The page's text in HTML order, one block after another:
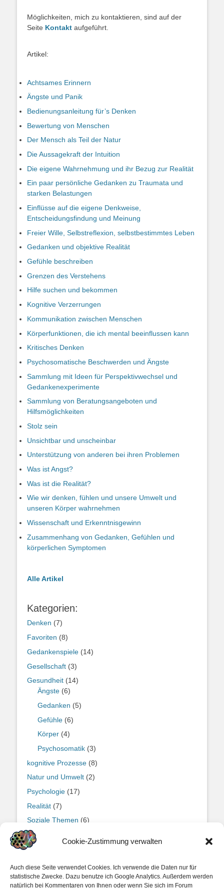
Cookie-Zustimmung verwalten
Auch diese Seite verwendet Cookies. Ich verwende die Daten nur für
statistische Zwecke. Dazu benutze ich Google Analytics. Außerdem werden
natürlich bei Kommentaren von Ihnen oder wenn Sie sich im Forum
Möglichkeiten, mich zu kontaktieren, sind auf der
Seite Kontakt aufgeführt.
Artikel:
Achtsames Erinnern
Ängste und Panik
Bedienungsanleitung für’s Denken
Bewertung von Menschen
Der Mensch als Teil der Natur
Die Aussagekraft der Intuition
Die eigene Wahrnehmung und ihr Bezug zur Realität
Ein paar persönliche Gedanken zu Traumata und
starken Belastungen
Einflüsse auf die eigene Denkweise,
Entscheidungsfindung und Meinung
Freier Wille, Selbstreflexion, selbstbestimmtes Leben
Gedanken und objektive Realität
Gefühle beschreiben
Grenzen des Verstehens
Hilfe suchen und bekommen
Kognitive Verzerrungen
Kommunikation zwischen Menschen
Körperfunktionen, die ich mental beeinflussen kann
Kritisches Denken
Psychosomatische Beschwerden und Ängste
Sammlung mit Ideen für Perspektivwechsel und
Gedankenexperimente
Sammlung von Beratungsangeboten und
Hilfsmöglichkeiten
Stolz sein
Unsichtbar und unscheinbar
Unterstützung von anderen bei ihren Problemen
Was ist Angst?
Was ist die Realität?
Wie wir denken, fühlen und unsere Umwelt und
unseren Körper wahrnehmen
Wissenschaft und Erkenntnisgewinn
Zusammenhang von Gedanken, Gefühlen und
körperlichen Symptomen
Alle Artikel
Kategorien:
Denken (7)
Favoriten (8)
Gedankenspiele (14)
Gesellschaft (3)
Gesundheit (14)
Ängste (6)
Gedanken (5)
Gefühle (6)
Körper (4)
Psychosomatik (3)
kognitive Prozesse (8)
Natur und Umwelt (2)
Psychologie (17)
Realität (7)
Soziale Themen (6)
Weltbildbastelei
Wissen
Zwischenmenschliche Beziehungen
(3)